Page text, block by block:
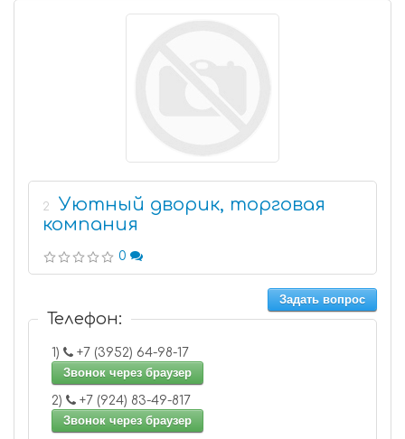
2
Уютный дворик, торговая
компания
0
Задать вопрос
Телефон:
1)
+7 (3952) 64-98-17
Звонок через браузер
2)
+7 (924) 83-49-817
Звонок через браузер